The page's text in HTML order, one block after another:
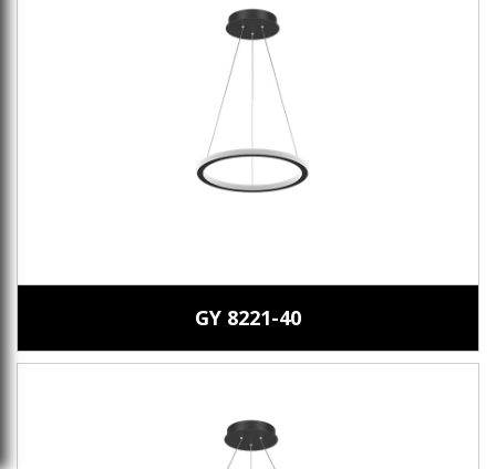
GY 8221-40